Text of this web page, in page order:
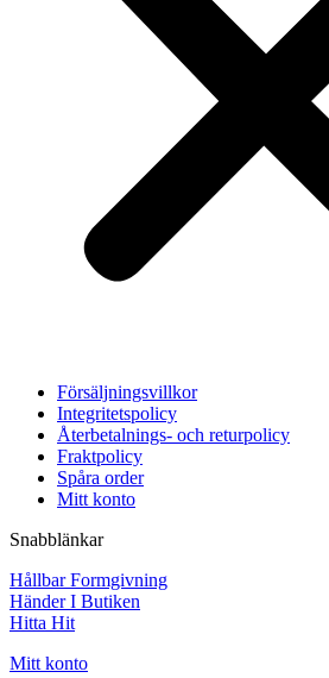
Försäljningsvillkor
Integritetspolicy
Återbetalnings- och returpolicy
Fraktpolicy
Spåra order
Mitt konto
Snabblänkar
Hållbar Formgivning
Händer I Butiken
Hitta Hit
Mitt konto